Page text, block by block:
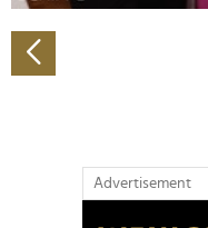
haben oder die sie im
gesammelt haben.
Advertisement